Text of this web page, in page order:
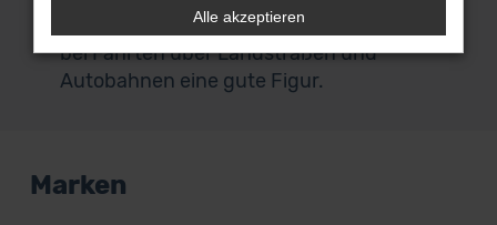
ohnehin perfekt und macht zudem auch
bei Fahrten über Landstraßen und
Autobahnen eine gute Figur.
Marken
Alle akzeptieren